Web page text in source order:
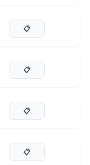
📋
📋
📋
📋